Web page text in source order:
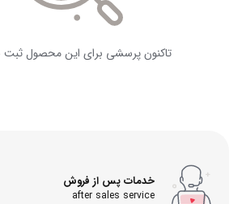
تاکنون پرسشی برای این محصول
خدمات پس از فروش
after sales service